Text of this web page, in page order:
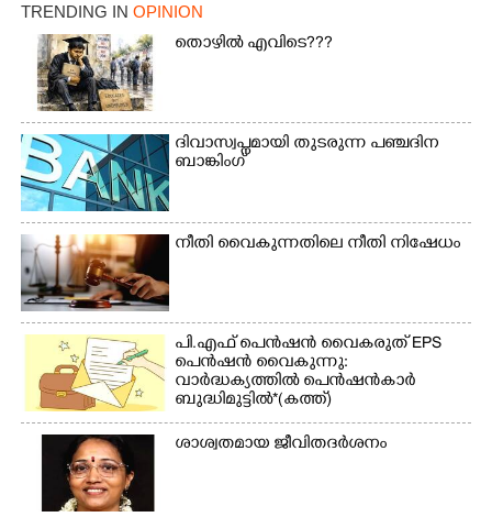
TRENDING IN OPINION
തൊഴിൽ എവിടെ???
ദിവാസ്വപ്നമായി തുടരുന്ന പഞ്ചദിന
ബാങ്കിംഗ്
നീതി വൈകുന്നതിലെ നീതി നിഷേധം
പി.എഫ് പെൻഷൻ വൈകരുത് EPS
പെൻഷൻ വൈകുന്നു:
വാർദ്ധക്യത്തിൽ പെൻഷൻകാർ
ബുദ്ധിമുട്ടിൽ*(കത്ത്)
ശാശ്വതമായ ജീവിതദർശനം